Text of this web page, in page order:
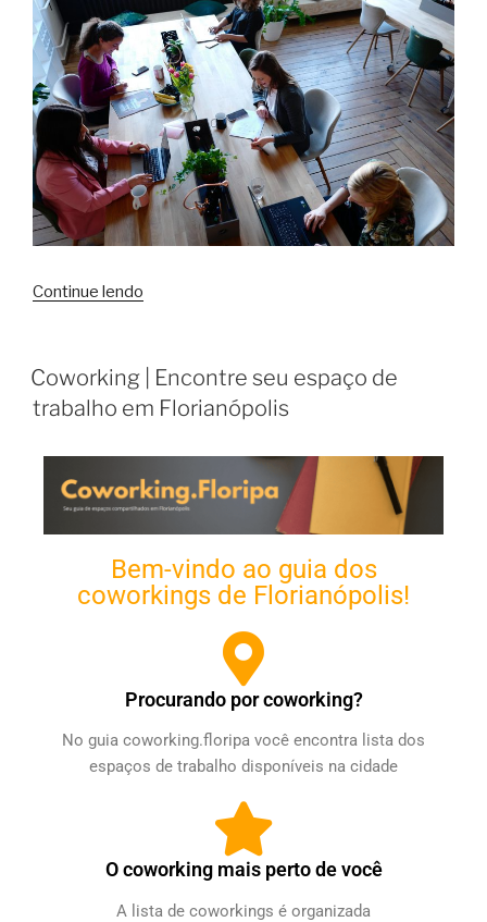
Continue lendo
Coworking | Encontre seu espaço de
trabalho em Florianópolis
Bem-vindo ao guia dos
coworkings de Florianópolis!
Procurando por coworking?
No guia coworking.floripa você encontra lista dos
espaços de trabalho disponíveis na cidade
O coworking mais perto de você​
A lista de coworkings é organizada